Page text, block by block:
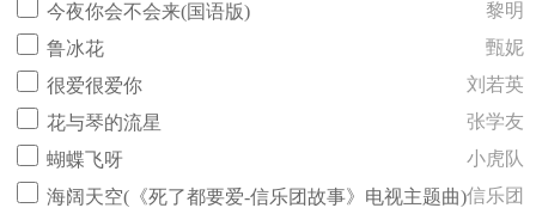
今夜你会不会来(国语版)
黎明
鲁冰花
甄妮
很爱很爱你
刘若英
花与琴的流星
张学友
蝴蝶飞呀
小虎队
海阔天空(《死了都要爱-信乐团故事》电视主题曲)信乐团